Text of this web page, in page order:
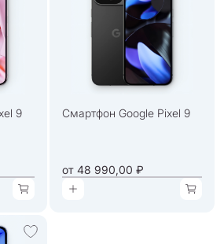
9
Смартфон Google Pixel 9
от48 990,00 ₽